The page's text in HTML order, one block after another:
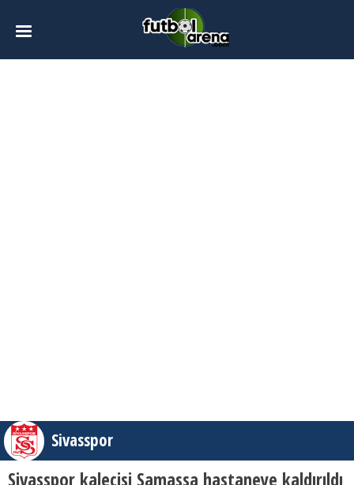
Sivasspor
Sivasspor kalecisi Samassa hastaneye kaldırıldı